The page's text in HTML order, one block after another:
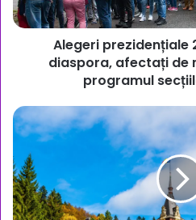
de
noile
de
votare
Alegeri prezidențiale
diaspora, afectați de
programul
Cinci
destinații
Prahova,
calificate
în
competiția